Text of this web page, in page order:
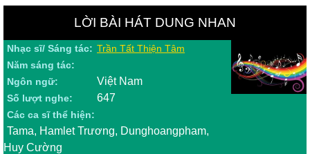
LỜI BÀI HÁT DUNG NHAN
Nhạc sĩ/ Sáng tác: Trần Tất Thiện Tâm
Năm sáng tác:
Ngôn ngữ:
Việt Nam
Số lượt nghe: 647
Các ca sĩ thể hiện:
Tama, Hamlet Trương, Dunghoangpham,
Huy Cường